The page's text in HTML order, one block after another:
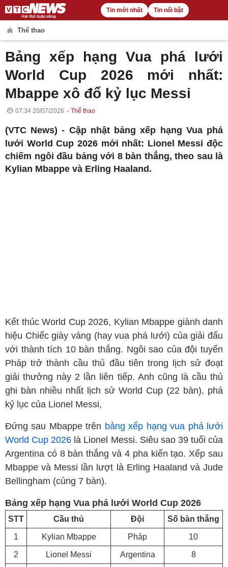
Tin mới nhất Tin nổi bật
Thể thao
Bảng xếp hạng Vua phá lưới
World Cup 2026 mới nhất:
Mbappe xô đổ kỷ lục Messi
07:34 20/07/2026 Thể thao
(VTC News) - Cập nhật bảng xếp hạng Vua phá
lưới World Cup 2026 mới nhất: Lionel Messi độc
chiếm ngôi đầu bảng với 8 bàn thắng, theo sau là
Kylian Mbappe và Erling Haaland.
Kết thúc World Cup 2026, Kylian Mbappe giành danh
hiệu Chiếc giày vàng (hay vua phá lưới) của giải đấu
với thành tích 10 bàn thắng. Ngôi sao của đội tuyển
Pháp trở thành cầu thủ đầu tiên trong lịch sử đoạt
giải thưởng này 2 lần liên tiếp. Anh cũng là cầu thủ
ghi bàn nhiều nhất lịch sử World Cup (22 bàn), phá
kỷ lục của Lionel Messi,
Đứng sau Mbappe trên bảng xếp hạng vua phá lưới
World Cup 2026 là Lionel Messi. Siêu sao 39 tuổi của
Argentina có 8 bàn thắng và 4 pha kiến tạo. Xếp sau
Mbappe và Messi lần lượt là Erling Haaland và Jude
Bellingham (cùng 7 bàn).
Bảng xếp hạng Vua phá lưới World Cup 2026
STT Cầu thủ Đội Số bàn thắng
1 Kylian Mbappe Pháp 10
2 Lionel Messi Argentina 8